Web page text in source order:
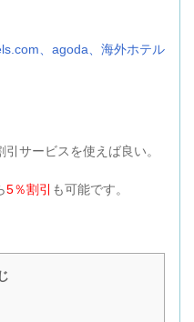
、agoda、海外ホテル
サービスを使えば良い。
5％割引 も可能です。